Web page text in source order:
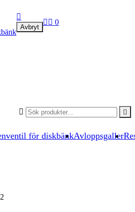
för diskbänkAvloppsgaller
 

Avbryt
  0